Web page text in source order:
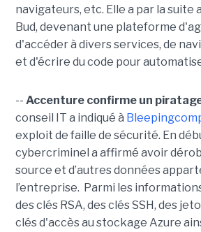
navigateurs, etc. Elle a par la suite
Bud, devenant une plateforme
d'accéder à divers services, de
et d'écrire du code pour
-- Accenture confirme un
conseil IT a indiqué à
exploit de faille de sécurité. En
cybercriminel a affirmé avoir
source et d’autres données
l’entreprise. Parmi les
des clés RSA, des clés SSH, des
clés d'accès au stockage Azure